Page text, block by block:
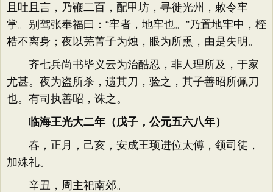
且吐且言，乃鞭二百，配甲坊，寻徙光州，敕令牢
掌。别驾张奉福曰：“牢者，地牢也。”乃置地牢中，桎
梏不离身；夜以芜菁子为烛，眼为所熏，由是失明。
齐七兵尚书毕义云为治酷忍，非人理所及，于家
尤甚。夜为盗所杀，遗其刀，验之，其子善昭所佩刀
也。有司执善昭，诛之。
临海王光大二年（戊子，公元五六八年）
春，正月，己亥，安成王顼进位太傅，领司徒，
加殊礼。
辛丑，周主祀南郊。